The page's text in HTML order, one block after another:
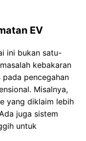
EV
ini bukan satu-
kebakaran
pada pencegahan
Misalnya,
yang diklaim lebih
juga sistem
untuk